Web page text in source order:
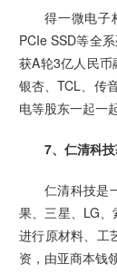
得一微电子
PCIe SSD等全
获A轮3亿人民
银杏、TCL、传
电等股东一起一
7、仁清科
仁清科技是
果、三星、LG
进行原材料、工
资，由亚商本钱